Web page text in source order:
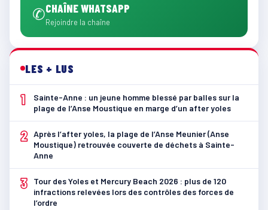
✆CHAÎNE WHATSAPP
Rejoindre la chaîne
LES + LUS
1
Sainte-Anne : un jeune homme blessé par balles sur la
plage de l’Anse Moustique en marge d’un after yoles
2 Après l’after yoles, la plage de l’Anse Meunier (Anse
Moustique) retrouvée couverte de déchets à Sainte-
Anne
3
Tour des Yoles et Mercury Beach 2026 : plus de 120
infractions relevées lors des contrôles des forces de
l’ordre